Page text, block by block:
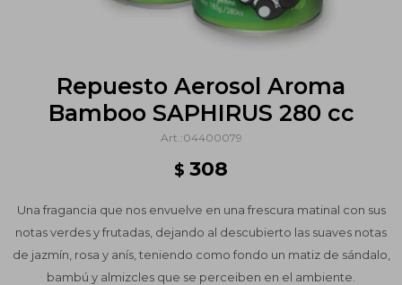
Repuesto Aerosol Aroma
Bamboo SAPHIRUS 280 cc
04400079
$ 308
Una fragancia que nos envuelve en una frescura matinal con sus
notas verdes y frutadas, dejando al descubierto las suaves notas
de jazmín, rosa y anís, teniendo como fondo un matiz de sándalo,
bambú y almizcles que se perceiben en el ambiente.